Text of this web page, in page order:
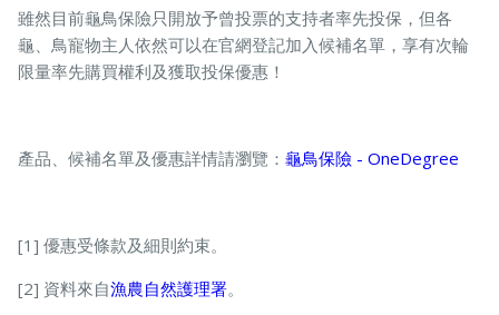
雖然目前龜鳥保險只開放予曾投票的支持者率先投保，但各
龜、鳥寵物主人依然可以在官網登記加入候補名單，享有次輪
限量率先購買權利及獲取投保優惠！
產品、候補名單及優惠詳情請瀏覽： 龜鳥保險 - OneDegree
[1] 優惠受條款及細則約束。
[2] 資料來自漁農自然護理署。